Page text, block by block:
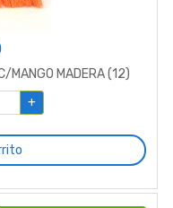
MANGO MADERA (12)
+